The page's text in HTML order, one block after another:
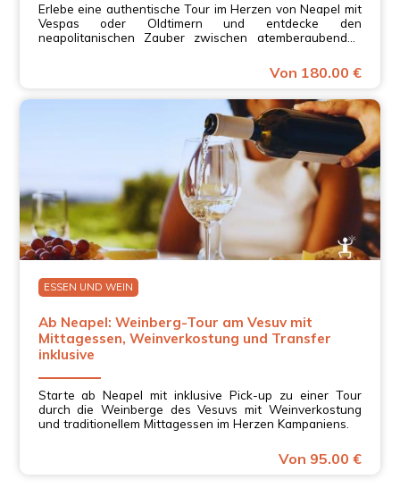
Erlebe eine authentische Tour im Herzen von Neapel mit
Vespas oder Oldtimern und entdecke den
neapolitanischen Zauber zwischen atemberaubenden
Von 180.00 €
ESSEN UND WEIN
Ab Neapel: Weinberg-Tour am Vesuv mit
Mittagessen, Weinverkostung und Transfer
inklusive
Starte ab Neapel mit inklusive Pick-up zu einer Tour
durch die Weinberge des Vesuvs mit Weinverkostung
und traditionellem Mittagessen im Herzen Kampaniens.
Von 95.00 €